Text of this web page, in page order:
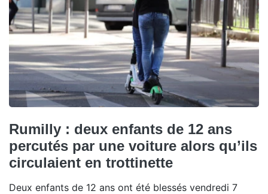
Rumilly : deux enfants de 12 ans
percutés par une voiture alors qu’ils
circulaient en trottinette
Deux enfants de 12 ans ont été blessés vendredi 7